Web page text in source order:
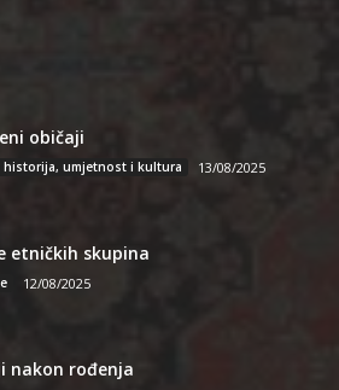
običaji
historija, umjetnost i kultura 13/08/2025
etničkih skupina
12/08/2025
nakon rođenja